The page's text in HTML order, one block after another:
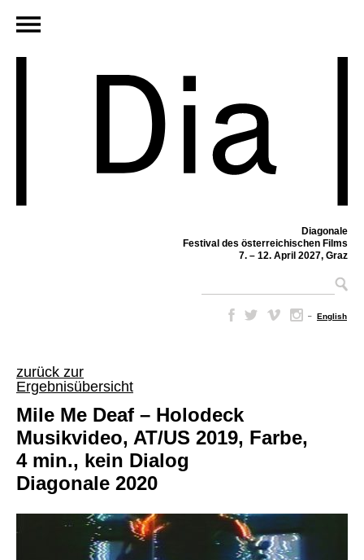
Diagonale
Festival des österreichischen Films
7. – 12. April 2027, Graz
– English
zurück zur
Ergebnisübersicht
Mile Me Deaf – Holodeck
Musikvideo, AT/US 2019, Farbe,
4 min., kein Dialog
Diagonale 2020